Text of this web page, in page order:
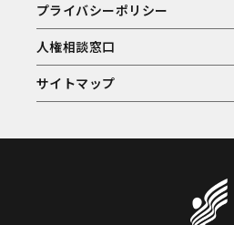
プライバシーポリシー
人権相談窓口
サイトマップ